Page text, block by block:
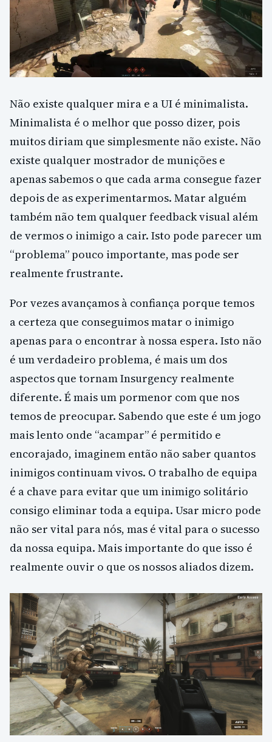
Não existe qualquer mira e a UI é minimalista.
Minimalista é o melhor que posso dizer, pois
muitos diriam que simplesmente não existe. Não
existe qualquer mostrador de munições e
apenas sabemos o que cada arma consegue fazer
depois de as experimentarmos. Matar alguém
também não tem qualquer feedback visual além
de vermos o inimigo a cair. Isto pode parecer um
“problema” pouco importante, mas pode ser
realmente frustrante.
Por vezes avançamos à confiança porque temos
a certeza que conseguimos matar o inimigo
apenas para o encontrar à nossa espera. Isto não
é um verdadeiro problema, é mais um dos
aspectos que tornam Insurgency realmente
diferente. É mais um pormenor com que nos
temos de preocupar. Sabendo que este é um jogo
mais lento onde “acampar” é permitido e
encorajado, imaginem então não saber quantos
inimigos continuam vivos. O trabalho de equipa
é a chave para evitar que um inimigo solitário
consigo eliminar toda a equipa. Usar micro pode
não ser vital para nós, mas é vital para o sucesso
da nossa equipa. Mais importante do que isso é
realmente ouvir o que os nossos aliados dizem.